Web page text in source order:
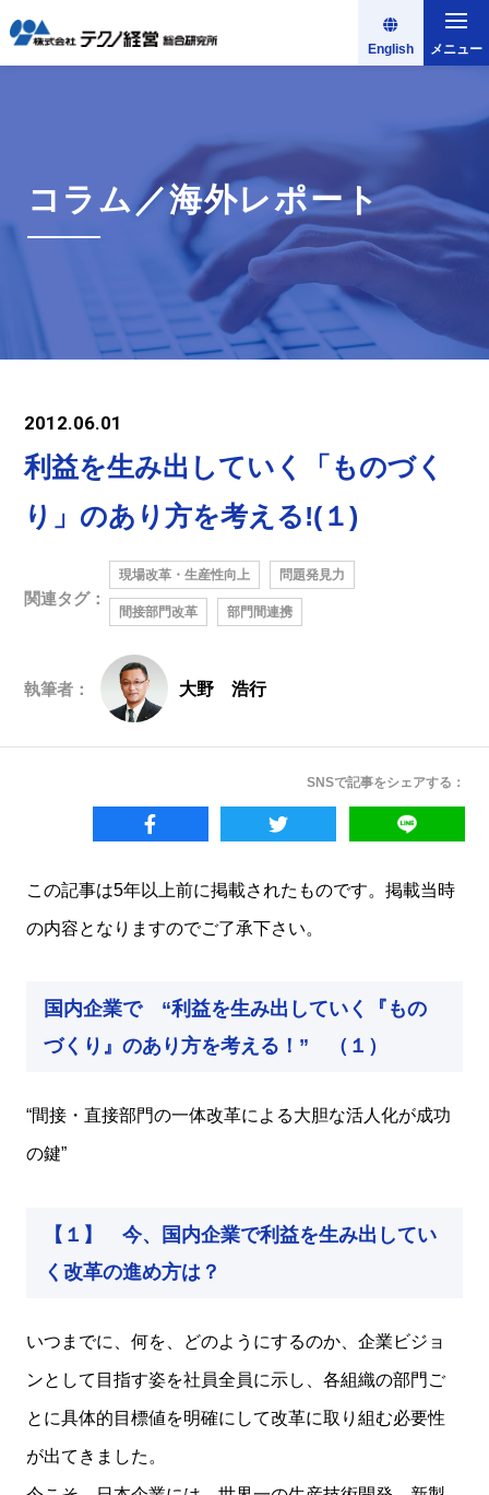
English メニュー
コラム／海外レポート
2012.06.01
利益を生み出していく「ものづく
り」のあり方を考える!(１)
関連タグ：
現場改革・生産性向上 問題発見力
間接部門改革 部門間連携
執筆者： 大野 浩行
SNSで記事をシェアする：
この記事は5年以上前に掲載されたものです。掲載当時
の内容となりますのでご了承下さい。
国内企業で “利益を生み出していく『もの
づくり』のあり方を考える！” （１）
“間接・直接部門の一体改革による大胆な活人化が成功
の鍵”
【１】 今、国内企業で利益を生み出してい
く改革の進め方は？
いつまでに、何を、どのようにするのか、企業ビジョ
ンとして目指す姿を社員全員に示し、各組織の部門ご
とに具体的目標値を明確にして改革に取り組む必要性
が出てきました。